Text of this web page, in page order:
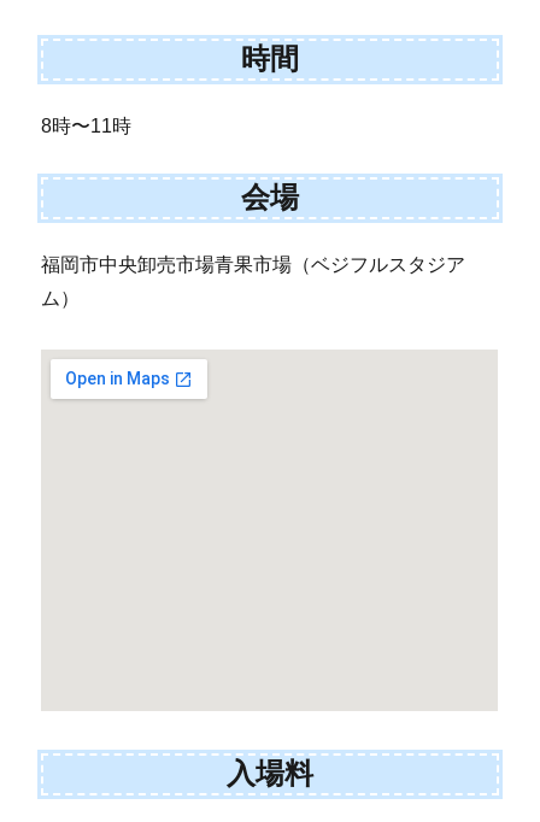
時間
8時〜11時
会場
福岡市中央卸売市場青果市場（ベジフルスタジア
ム）
入場料